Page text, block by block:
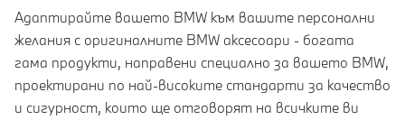
Адаптирайте вашето BMW към вашите персонални
желания с оригиналните BMW аксесоари - богата
гама продукти, направени специално за вашето BMW,
проектирани по най-високите стандарти за качество
и сигурност, които ще отговорят на всичките ви